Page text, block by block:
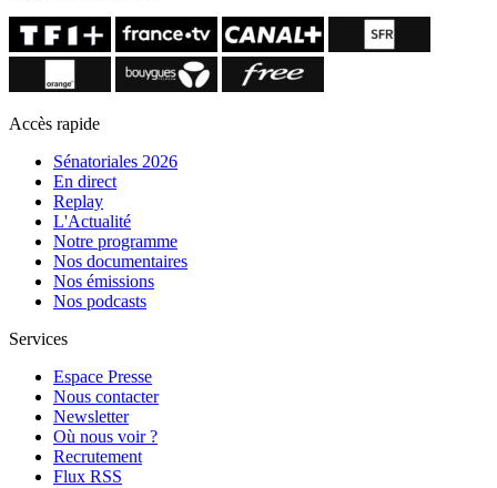
Accès rapide
Sénatoriales 2026
En direct
Replay
L'Actualité
Notre programme
Nos documentaires
Nos émissions
Nos podcasts
Services
Espace Presse
Nous contacter
Newsletter
Où nous voir ?
Recrutement
Flux RSS